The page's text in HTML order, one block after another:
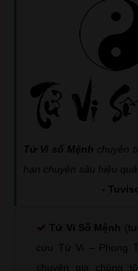
Tử Vi số Mệnh chuyên
hạn chuyên sâu hiệu
-
Tử Vi Số Mệnh
cứu Tử Vi – Phong
chuyên gia chúng